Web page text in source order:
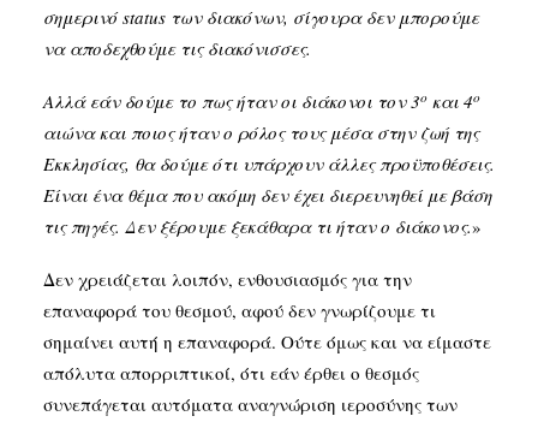
σημερινόstatus των διακόνων, σίγουρα δεν μπορούμε
να αποδεχθούμε τις διακόνισσες.
Αλλά εάν δούμε το πως ήταν οι διάκονοι τον 3ο και 4ο
αιώνα και ποιος ήταν ο ρόλος τους μέσα στην ζωή της
Εκκλησίας, θα δούμε ότι υπάρχουν άλλες προϋποθέσεις.
Είναι ένα θέμα που ακόμη δεν έχει διερευνηθεί με βάση
τις πηγές. Δεν ξέρουμε ξεκάθαρα τι ήταν ο διάκονος.»
Δεν χρειάζεται λοιπόν, ενθουσιασμός για την
επαναφορά του θεσμού, αφού δεν γνωρίζουμε τι
σημαίνει αυτή η επαναφορά. Ούτε όμως και να είμαστε
απόλυτα απορριπτικοί, ότι εάν έρθει ο θεσμός
συνεπάγεται αυτόματα αναγνώριση ιεροσύνης των